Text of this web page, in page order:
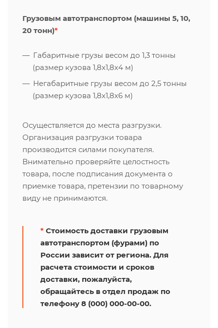
Грузовым автотранспортом (машины 5, 10,
20 тонн)*
Габаритные грузы весом до 1,3 тонны
(размер кузова 1,8х1,8х4 м)
Негабаритные грузы весом до 2,5 тонны
(размер кузова 1,8х1,8х6 м)
Осуществляется до места разгрузки.
Организация разгрузки товара
производится силами покупателя.
Внимательно проверяйте целостность
товара, после подписания документа о
приемке товара, претензии по товарному
виду не принимаются.
* Стоимость доставки грузовым
автотранспортом (фурами) по
России зависит от региона. Для
расчета стоимости и сроков
доставки, пожалуйста,
обращайтесь в отдел продаж по
телефону 8 (000) 000-00-00.